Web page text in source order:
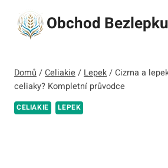
obsah
Obchod Bezlepku
Domů /Celiakie / Lepek/Cizrna a
celiaky? Kompletní průvodce
CELIAKIE LEPEK